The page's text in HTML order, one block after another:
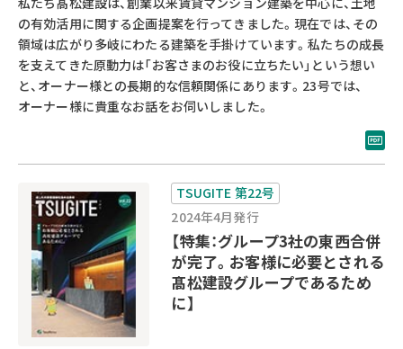
の有効活用に関する企画提案を行ってきました。現在では、その
領域は広がり多岐にわたる建築を手掛けています。私たちの成長
を支えてきた原動力は「お客さまのお役に立ちたい」という想い
と、オーナー様との長期的な信頼関係にあります。23号では、
オーナー様に貴重なお話をお伺いしました。
TSUGITE 第22号
2024年4月発行
【特集：グループ3社の東西合併
が完了。お客様に必要とされる
髙松建設グループであるため
に】